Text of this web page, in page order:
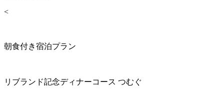
<
朝食付き宿泊プラン
リブランド記念ディナーコース つむぐ